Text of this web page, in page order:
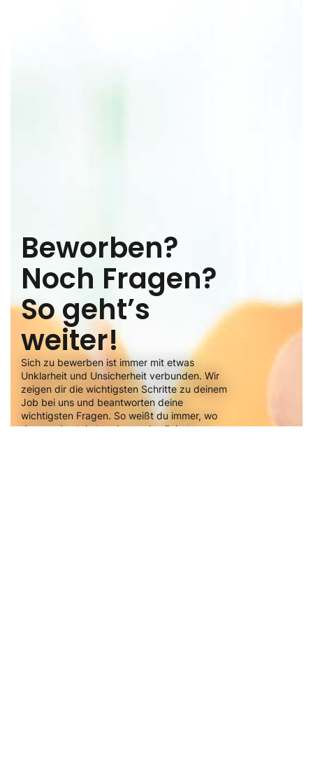
Beworben?
Noch Fragen?
So geht’s
weiter!
Sich zu bewerben ist immer mit etwas
Unklarheit und Unsicherheit verbunden. Wir
zeigen dir die wichtigsten Schritte zu deinem
Job bei uns und beantworten deine
wichtigsten Fragen. So weißt du immer, wo
du gerade stehst und was als nächstes